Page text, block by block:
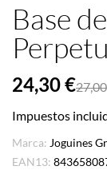
Base
24,30 €
Impuestos
Marca: Joguines
EAN13: